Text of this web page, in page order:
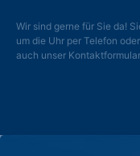
Wir sind gerne für Sie da!
um die Uhr per Telefon
auch unser